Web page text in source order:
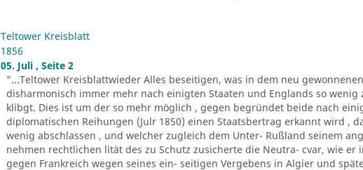
Teltower Kreisblatt
1856
05. Juli , Seite 2
"...Teltower Kreisblattwieder Alles beseitigen, was in dem neu
disharmonisch immer mehr nach einigten Staaten und Englands so wenig
klibgt. Dies ist um der so mehr möglich , gegen begründet beide nach
diplomatischen Reihungen (Julr 1850) einen Staatsbertrag erkannt wird ,
wenig abschlassen , und welcher zugleich dem Unter- Rußland seinem
nehmen rechtlichen lität des zu Schutz zusicherte die Neutra- cvar, wie er
gegen Frankreich wegen seines ein- seitigen Vergebens in Algier und